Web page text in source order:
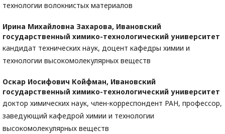
технологии волокнистых материалов
Ирина Михайловна Захарова, Ивановский
государственный химико-технологический университет
кандидат технических наук, доцент кафедры химии и
технологии высокомолекулярных веществ
Оскар Иосифович Койфман, Ивановский
государственный химико-технологический университет
доктор химических наук, член-корреспондент РАН, профессор,
заведующий кафедрой химии и технологии
высокомолекулярных веществ